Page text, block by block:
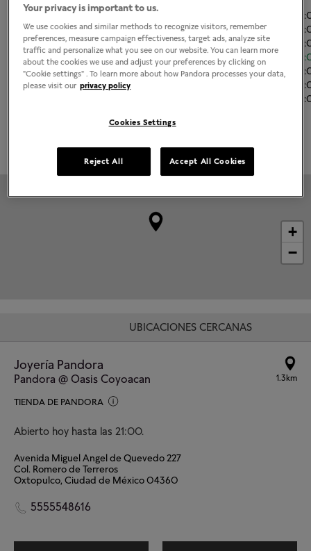
Lunes
Martes
11:00
Miércoles
11:00
Jueves
11:00
Viernes
11:00
Sábado
+
−
UBICACIONES CERCANAS
Joyería Pandora
Pandora @ Oasis Coyoacan
TIENDA DE PANDORA
Abierto hoy hasta las 21:00.
1.3km
Avenida Miguel Angel de Quevedo 227
Col. Romero de Terreros
Oxtopulco, Ciudad de México 04360
5555548616
Your privacy is important to us.
We use cookies and similar methods to recognize visitors, remember
preferences, measure campaign effectiveness, target ads, analyze site
traffic and personalize what you see on our website. You can learn more
about the cookies we use and adjust your preferences by clicking on
"Cookie settings" . To learn more about how Pandora processes your data,
please visit our privacy policy
Cookies Settings
Reject All Accept All Cookies